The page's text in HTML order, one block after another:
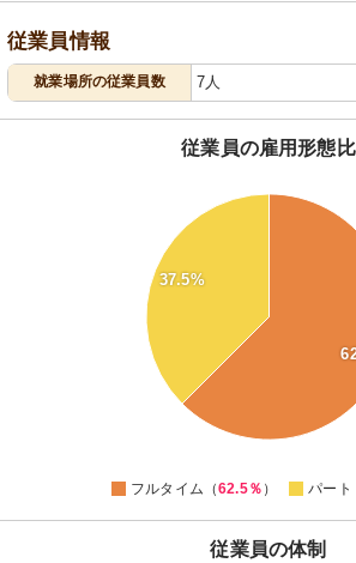
従業員情報
就業場所の従業員数 7人
従業員の雇用形態比
37.5%
フルタイム（62.5％ ） パート
従業員の体制